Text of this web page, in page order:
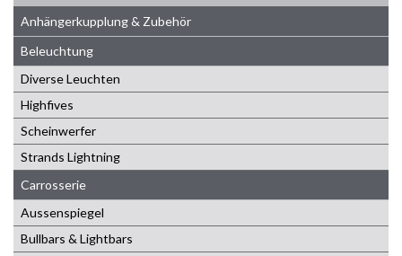
Anhängerkupplung & Zubehör
Beleuchtung
Diverse Leuchten
Highfives
Scheinwerfer
Strands Lightning
Carrosserie
Aussenspiegel
Bullbars & Lightbars